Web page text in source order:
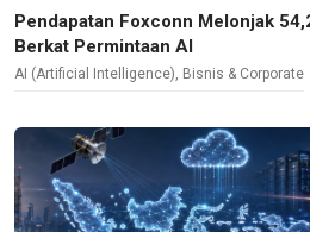
Pendapatan Foxconn Melonjak
Berkat Permintaan AI
AI (Artificial Intelligence), Bisnis & Corporate